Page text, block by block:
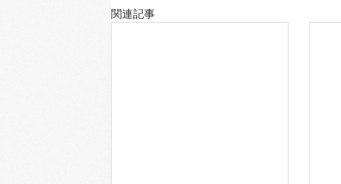
関連記事